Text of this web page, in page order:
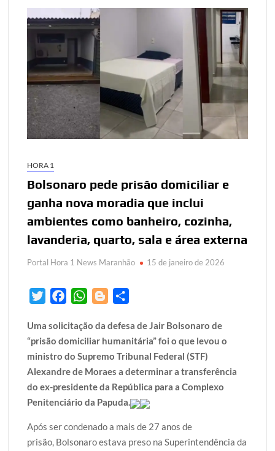
HORA 1
Bolsonaro pede prisão domiciliar e
ganha nova moradia que inclui
ambientes como banheiro, cozinha,
lavanderia, quarto, sala e área externa
Portal Hora 1 News Maranhão 15 de janeiro de 2026
i
t
t
e
r
c
e
b
o
o
k
W
a
t
s
A
p
p
o
g
g
e
r
a
r
e
Uma solicitação da defesa de Jair Bolsonaro de
“prisão domiciliar humanitária” foi o que levou o
ministro do Supremo Tribunal Federal (STF)
Alexandre de Moraes a determinar a transferência
do ex-presidente da República para a Complexo
Penitenciário da Papuda.
Após ser condenado a mais de 27 anos de
prisão, Bolsonaro estava preso na Superintendência da